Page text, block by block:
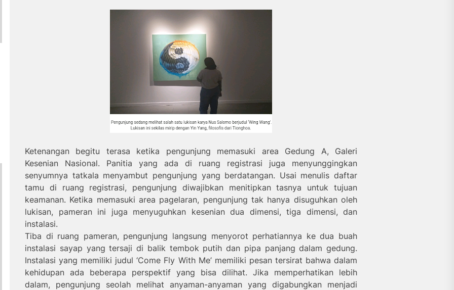
Ketenangan begitu terasa ketika pengunjung memasuki area Gedung A, Galeri
Kesenian Nasional. Panitia yang ada di ruang registrasi juga menyunggingkan
senyumnya tatkala menyambut pengunjung yang berdatangan. Usai menulis daftar
tamu di ruang registrasi, pengunjung diwajibkan menitipkan tasnya untuk tujuan
keamanan. Ketika memasuki area pagelaran, pengunjung tak hanya disuguhkan oleh
lukisan, pameran ini juga menyuguhkan kesenian dua dimensi, tiga dimensi, dan
instalasi.
Tiba di ruang pameran, pengunjung langsung menyorot perhatiannya ke dua buah
instalasi sayap yang tersaji di balik tembok putih dan pipa panjang dalam gedung.
Instalasi yang memiliki judul ‘Come Fly With Me’ memiliki pesan tersirat bahwa dalam
kehidupan ada beberapa perspektif yang bisa dilihat. Jika memperhatikan lebih
dalam, pengunjung seolah melihat anyaman-anyaman yang digabungkan menjadi